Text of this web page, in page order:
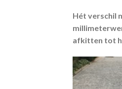
Hét verschil
afkitten tot